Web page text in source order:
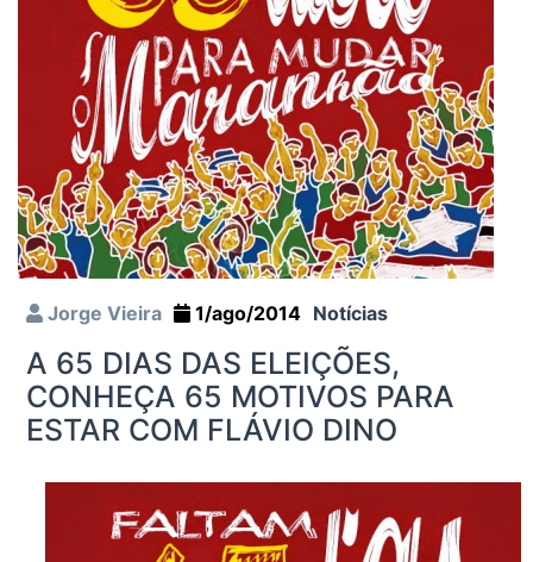
Jorge Vieira 1/ago/2014 Notícias
A 65 DIAS DAS ELEIÇÕES,
CONHEÇA 65 MOTIVOS PARA
ESTAR COM FLÁVIO DINO